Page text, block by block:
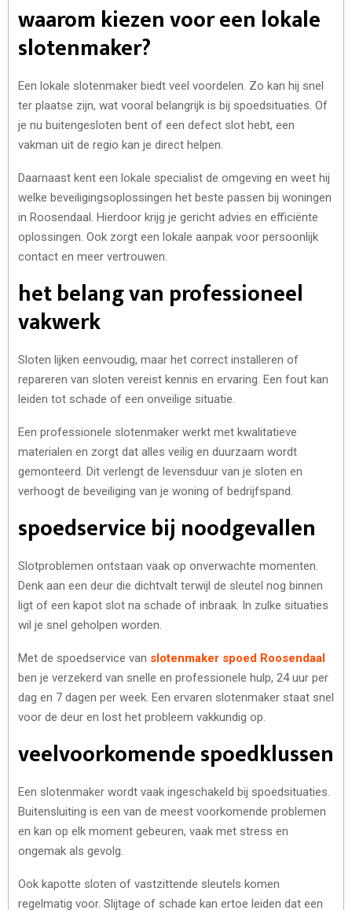
waarom kiezen voor een lokale
slotenmaker?
Een lokale slotenmaker biedt veel voordelen. Zo kan hij snel
ter plaatse zijn, wat vooral belangrijk is bij spoedsituaties. Of
je nu buitengesloten bent of een defect slot hebt, een
vakman uit de regio kan je direct helpen.
Daarnaast kent een lokale specialist de omgeving en weet hij
welke beveiligingsoplossingen het beste passen bij woningen
in Roosendaal. Hierdoor krijg je gericht advies en efficiënte
oplossingen. Ook zorgt een lokale aanpak voor persoonlijk
contact en meer vertrouwen.
het belang van professioneel
vakwerk
Sloten lijken eenvoudig, maar het correct installeren of
repareren van sloten vereist kennis en ervaring. Een fout kan
leiden tot schade of een onveilige situatie.
Een professionele slotenmaker werkt met kwalitatieve
materialen en zorgt dat alles veilig en duurzaam wordt
gemonteerd. Dit verlengt de levensduur van je sloten en
verhoogt de beveiliging van je woning of bedrijfspand.
spoedservice bij noodgevallen
Slotproblemen ontstaan vaak op onverwachte momenten.
Denk aan een deur die dichtvalt terwijl de sleutel nog binnen
ligt of een kapot slot na schade of inbraak. In zulke situaties
wil je snel geholpen worden.
Met de spoedservice van slotenmaker spoed Roosendaal
ben je verzekerd van snelle en professionele hulp, 24 uur per
dag en 7 dagen per week. Een ervaren slotenmaker staat snel
voor de deur en lost het probleem vakkundig op.
veelvoorkomende spoedklussen
Een slotenmaker wordt vaak ingeschakeld bij spoedsituaties.
Buitensluiting is een van de meest voorkomende problemen
en kan op elk moment gebeuren, vaak met stress en
ongemak als gevolg.
Ook kapotte sloten of vastzittende sleutels komen
regelmatig voor. Slijtage of schade kan ertoe leiden dat een